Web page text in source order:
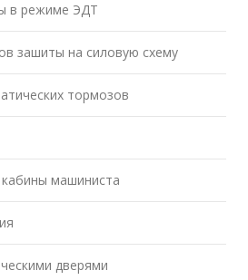
в режиме ЭДТ
зашиты на силовую схему
тормозов
машиниста
дверями